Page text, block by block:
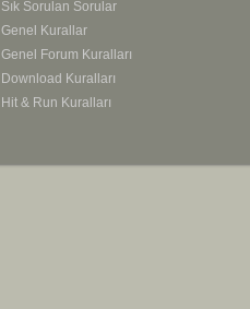
Sık Sorulan Sorular
Genel Kurallar
Genel Forum Kuralları
Download Kuralları
Hit & Run Kuralları